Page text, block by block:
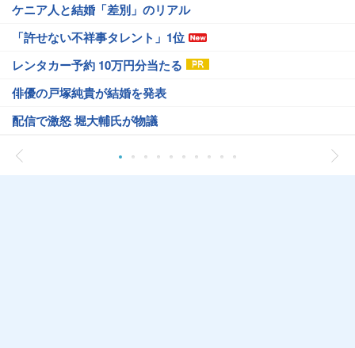
ケニア人と結婚「差別」のリアル
「許せない不祥事タレント」1位
レンタカー予約 10万円分当たる
俳優の戸塚純貴が結婚を発表
配信で激怒 堀大輔氏が物議